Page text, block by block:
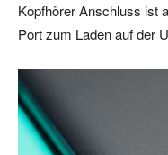
Kopfhörer Anschluss ist
Port zum Laden auf der